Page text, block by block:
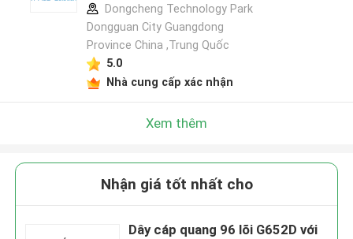
Dongcheng Technology Park
Dongguan City Guangdong
Province China ,Trung Quốc
5.0
Nhà cung cấp xác nhận
Xem thêm
Nhận giá tốt nhất cho
Dây cáp quang 96 lõi G652D với